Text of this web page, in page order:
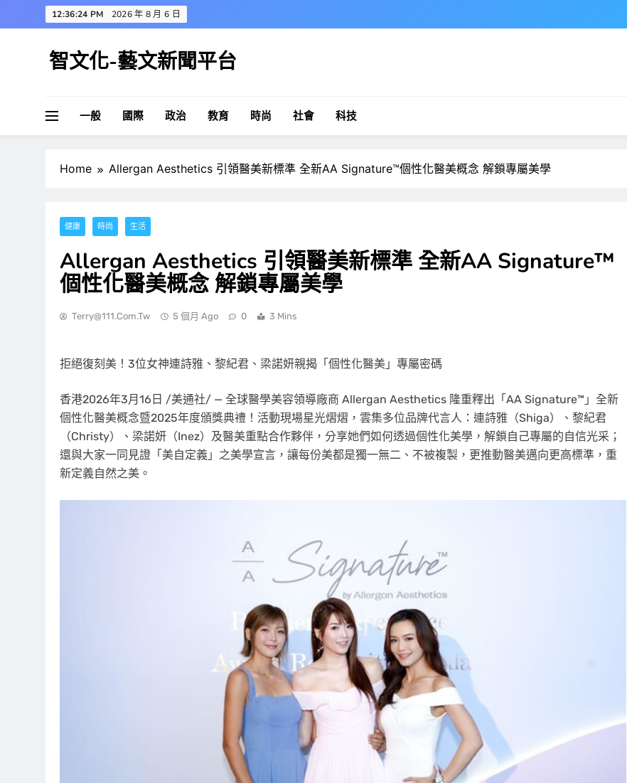
to
12:36:25 PM 2026 年 8 月 6 日
智文化-藝文新聞平台
一般 國際 政治 教育 時尚 社會 科技
Home Allergan Aesthetics 引領醫美新標準 全新AA Signature™個性化醫美概念 解鎖專屬美學
健康 時尚 生活
Allergan Aesthetics 引領醫美新標準 全新AA Signature™
個性化醫美概念 解鎖專屬美學
Terry@111.com.tw 5 個月 Ago 0 3 Mins
拒絕復刻美！3位女神連詩雅、黎紀君、梁諾妍親揭「個性化醫美」專屬密碼
香港2026年3月16日 /美通社/ — 全球醫學美容領導廠商 Allergan Aesthetics 隆重釋出「AA Signature™」全新
個性化醫美概念暨2025年度頒獎典禮！活動現場星光熠熠，雲集多位品牌代言人：連詩雅（Shiga）、黎紀君
（Christy）、梁諾妍（Inez）及醫美重點合作夥伴，分享她們如何透過個性化美學，解鎖自己專屬的自信光采；
還與大家一同見證「美自定義」之美學宣言，讓每份美都是獨一無二、不被複製，更推動醫美邁向更高標準，重
新定義自然之美。